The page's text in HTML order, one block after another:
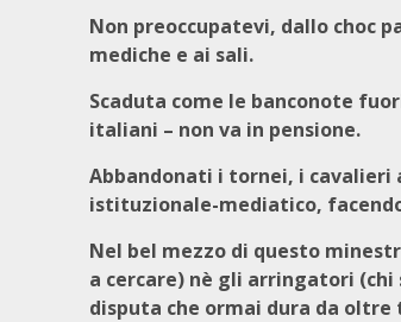
Non preoccupatevi, dallo choc
mediche e ai sali.
Scaduta come le banconote
italiani – non va in pensione.
Abbandonati i tornei, i
istituzionale-mediatico,
Nel bel mezzo di questo
a cercare) nè gli arringatori (chi
disputa che ormai dura da oltre